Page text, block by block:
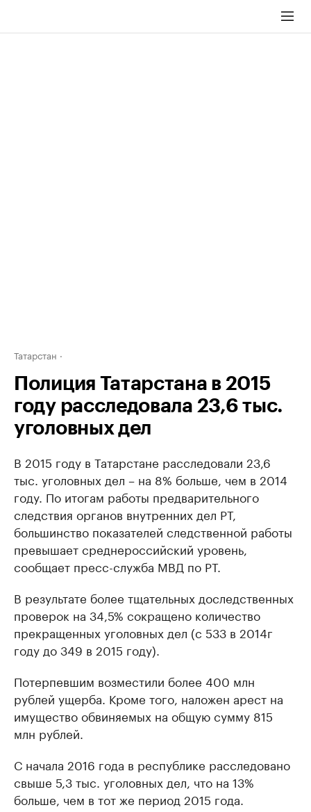
Татарстан
Полиция Татарстана в 2015
году расследовала 23,6 тыс.
уголовных дел
В 2015 году в Татарстане расследовали 23,6
тыс. уголовных дел – на 8% больше, чем в 2014
году. По итогам работы предварительного
следствия органов внутренних дел РТ,
большинство показателей следственной работы
превышает среднероссийский уровень,
сообщает пресс-служба МВД по РТ.
В результате более тщательных доследственных
проверок на 34,5% сокращено количество
прекращенных уголовных дел (с 533 в 2014г
году до 349 в 2015 году).
Потерпевшим возместили более 400 млн
рублей ущерба. Кроме того, наложен арест на
имущество обвиняемых на общую сумму 815
млн рублей.
С начала 2016 года в республике расследовано
свыше 5,3 тыс. уголовных дел, что на 13%
больше, чем в тот же период 2015 года.